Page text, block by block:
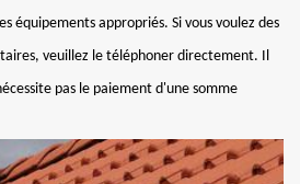
équipements appropriés. Si vous voulez des
veuillez le téléphoner directement. Il
pas le paiement d'une somme